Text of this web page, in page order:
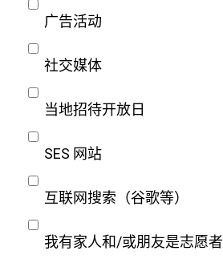
广告活动
社交媒体
当地招待开放日
SES 网站
互联网搜索（谷歌等）
我有家人和/或朋友是志愿者